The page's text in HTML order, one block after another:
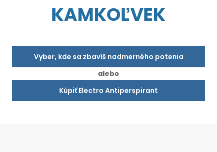
KAMKOĽVEK
Vyber, kde sa zbavíš nadmerného potenia
alebo
Kúpiť Electro Antiperspirant